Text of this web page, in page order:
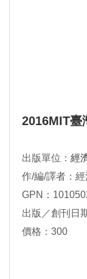
2016MIT臺
出版單位： 經
作/編/譯者：
GPN：
出版／創刊日
價格：300